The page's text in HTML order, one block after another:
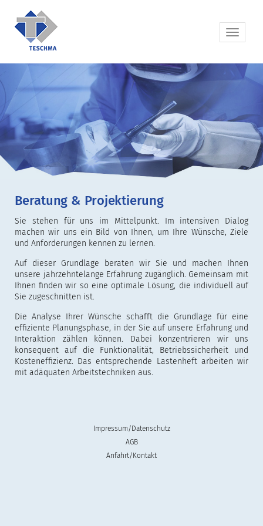
Beratung & Projektierung
Sie stehen für uns im Mittelpunkt. Im intensiven Dialog
machen wir uns ein Bild von Ihnen, um Ihre Wünsche, Ziele
und Anforderungen kennen zu lernen.
Auf dieser Grundlage beraten wir Sie und machen Ihnen
unsere jahrzehntelange Erfahrung zugänglich. Gemeinsam mit
Ihnen finden wir so eine optimale Lösung, die individuell auf
Sie zugeschnitten ist.
Die Analyse Ihrer Wünsche schafft die Grundlage für eine
effiziente Planungsphase, in der Sie auf unsere Erfahrung und
Interaktion zählen können. Dabei konzentrieren wir uns
konsequent auf die Funktionalität, Betriebssicherheit und
Kosteneffizienz. Das entsprechende Lastenheft arbeiten wir
mit adäquaten Arbeitstechniken aus.
Impressum/Datenschutz
AGB
Anfahrt/Kontakt